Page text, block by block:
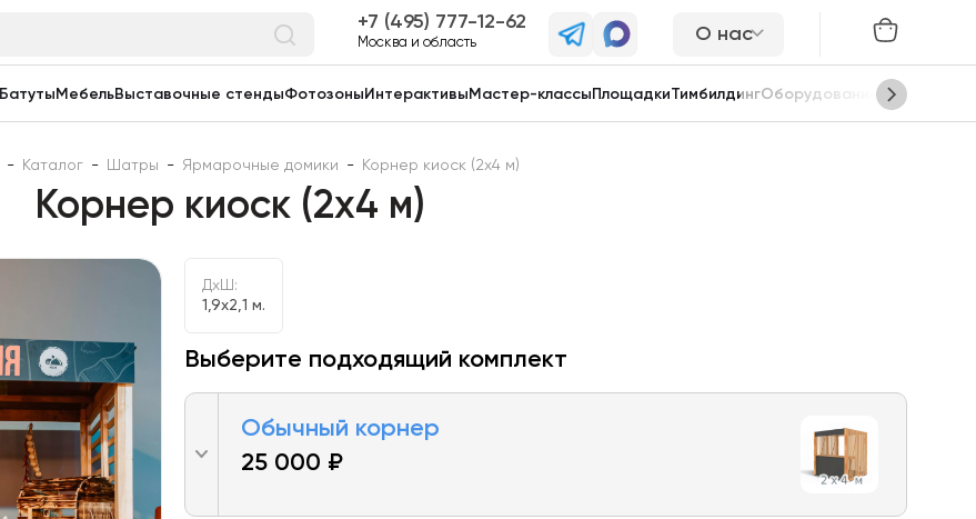
7 (495) 777-12-62
Москва и область О нас
Батуты МебельВыставочные стендыФотозоны Интерактивы Мастер-классы ПлощадкиТимбилдингОборудование Сцены
- Каталог - Шатры - Ярмарочные домики - Корнер киоск (2х4 м)
Корнер киоск (2х4 м)
ДxШ:
1,9x2,1 м.
Выберите подходящий комплект
Обычный корнер
25 000 ₽